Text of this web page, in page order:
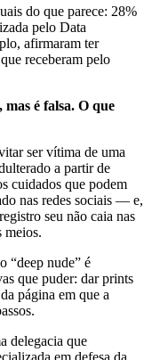
do que parece: 28%
pelo Data
afirmaram ter
receberam pelo
é falsa. O que
ser vítima de uma
a partir de
cuidados que podem
nas redes sociais — e,
seu não caia nas
meios.
“deep nude” é
que puder: dar prints
página em que a
delegacia que
em defesa da